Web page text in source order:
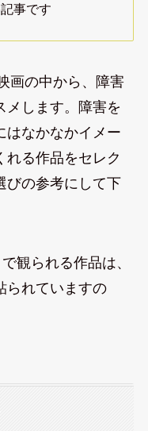
事です
画の中から、障害
メします。障害を
はなかなかイメー
れる作品をセレク
びの参考にして下
観られる作品は、
られていますの